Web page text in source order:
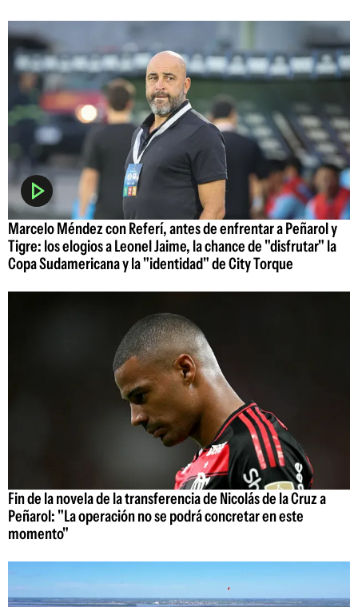
Marcelo Méndez con Referí, antes de enfrentar a Peñarol y
Tigre: los elogios a Leonel Jaime, la chance de "disfrutar" la
Copa Sudamericana y la "identidad" de City Torque
Fin de la novela de la transferencia de Nicolás de la Cruz a
Peñarol: "La operación no se podrá concretar en este
momento"